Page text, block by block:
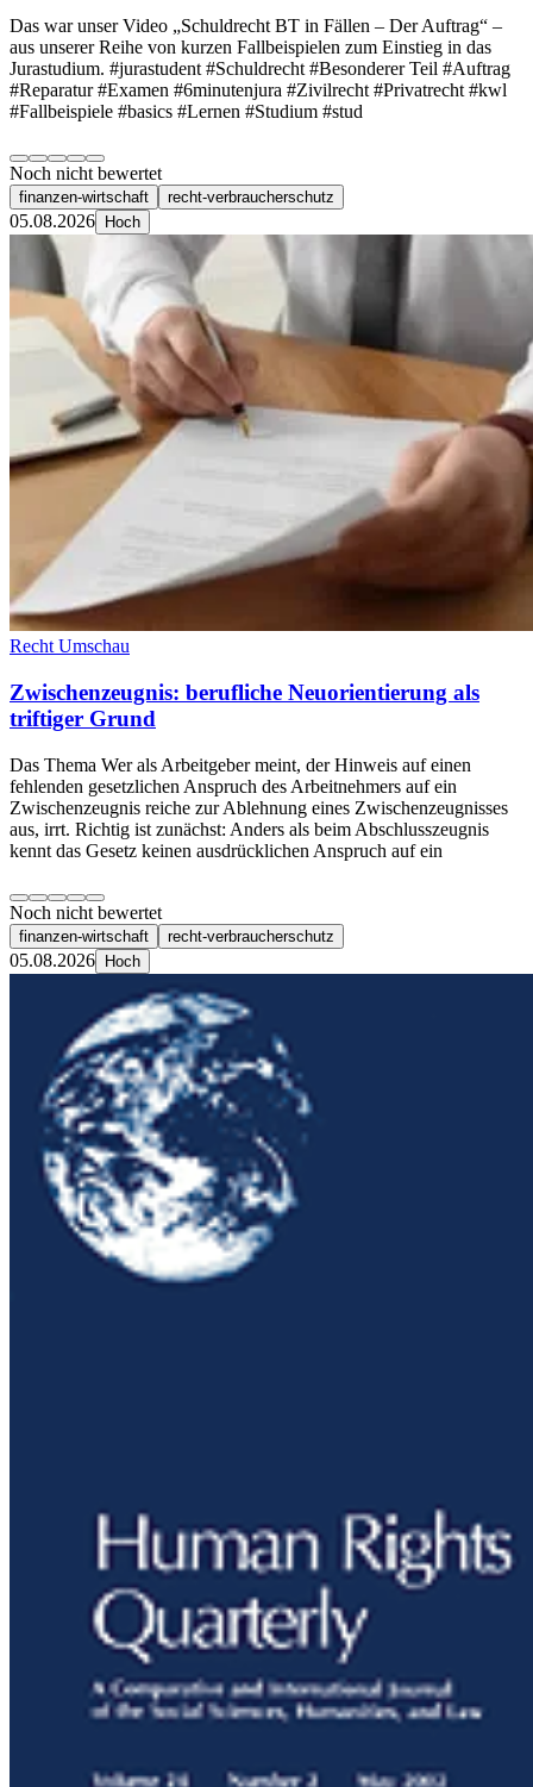
Das war unser Video „Schuldrecht BT in Fällen – Der Auftrag“ –
aus unserer Reihe von kurzen Fallbeispielen zum Einstieg in das
Jurastudium. #jurastudent #Schuldrecht #Besonderer Teil #Auftrag
#Reparatur #Examen #6minutenjura #Zivilrecht #Privatrecht #kwl
#Fallbeispiele #basics #Lernen #Studium #stud
Noch nicht bewertet
finanzen-wirtschaft recht-verbraucherschutz
05.08.2026 Hoch
Recht Umschau
Zwischenzeugnis: berufliche Neuorientierung als
triftiger Grund
Das Thema Wer als Arbeitgeber meint, der Hinweis auf einen
fehlenden gesetzlichen Anspruch des Arbeitnehmers auf ein
Zwischenzeugnis reiche zur Ablehnung eines Zwischenzeugnisses
aus, irrt. Richtig ist zunächst: Anders als beim Abschlusszeugnis
kennt das Gesetz keinen ausdrücklichen Anspruch auf ein
Noch nicht bewertet
finanzen-wirtschaft recht-verbraucherschutz
05.08.2026 Hoch